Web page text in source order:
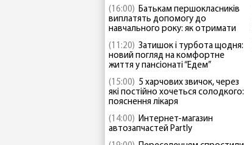
(16:00) Батькам першокласників
виплатять допомогу до
навчального року: як отримати
(11:20) Затишок і турбота щодня:
новий погляд на комфортне
життя у пансіонаті “Едем”
(15:00) 5 харчових звичок, через
які постійно хочеться солодкого:
пояснення лікаря
(14:00) Интернет-магазин
автозапчастей Partly